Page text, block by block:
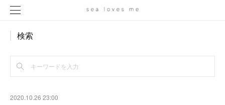
検索
2020.10.26 23:00